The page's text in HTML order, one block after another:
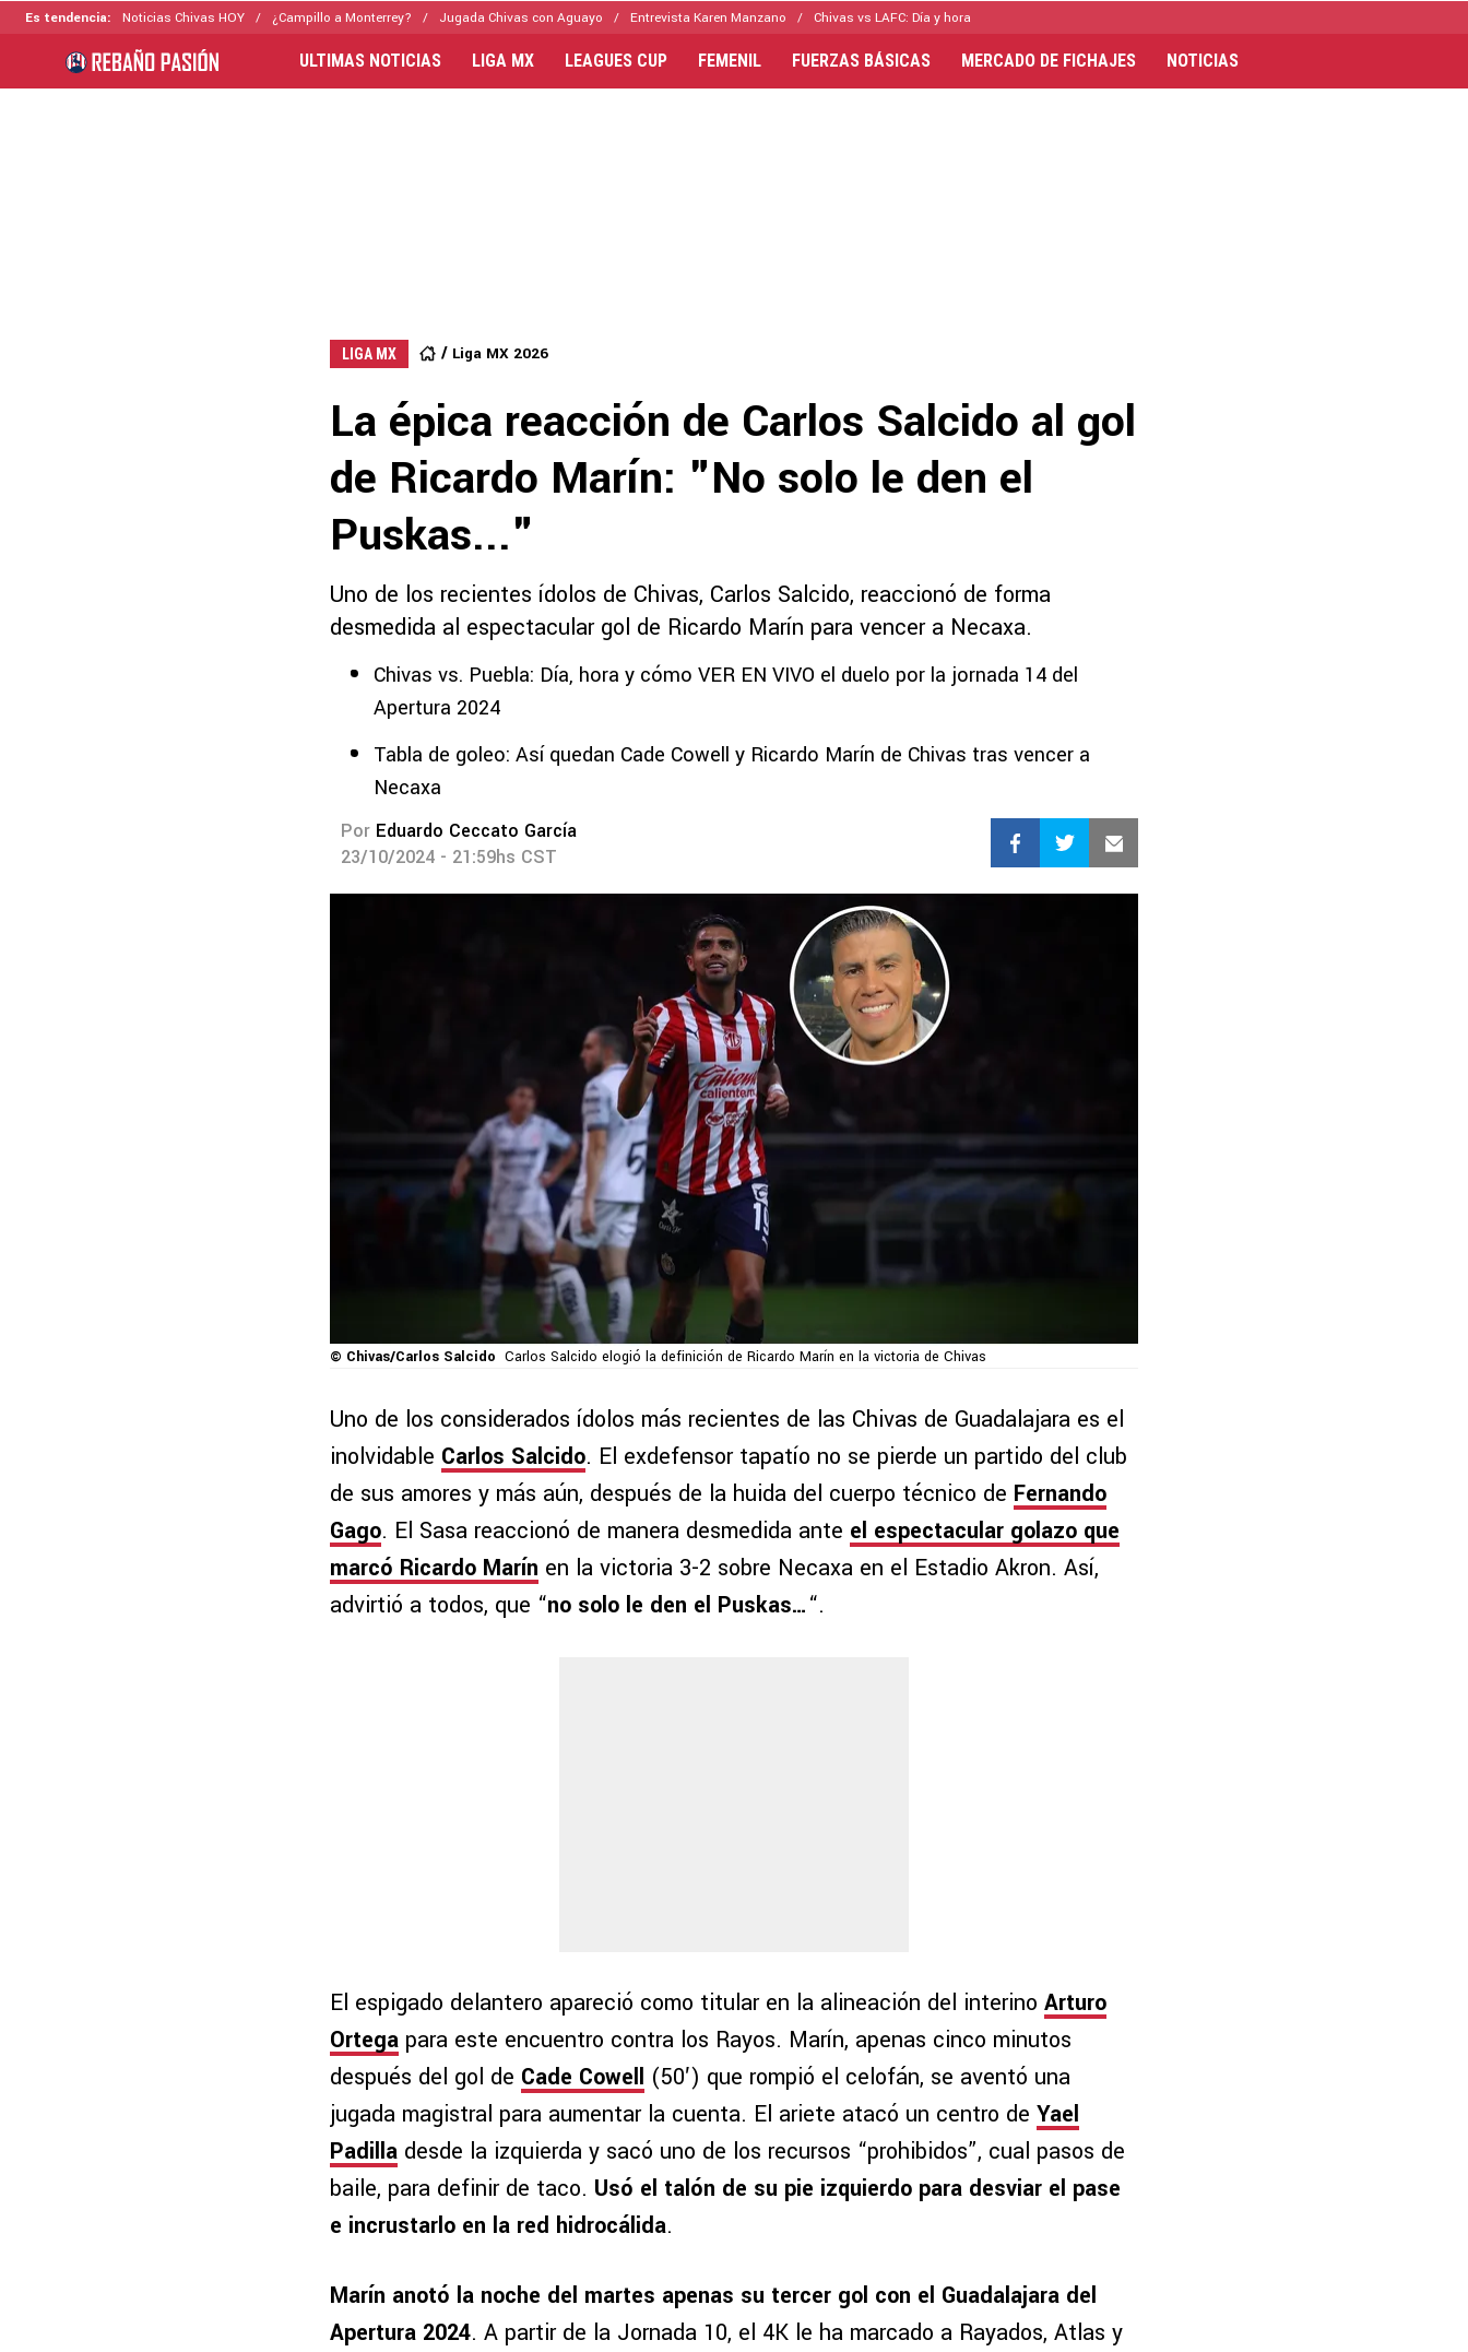
Es tendencia: Noticias Chivas HOY ¿Campillo a Monterrey? Jugada Chivas con Aguayo Entrevista Karen Manzano Chivas vs LAFC: Día y hora
ULTIMAS NOTICIAS LIGA MX LEAGUES CUP FEMENIL FUERZAS BÁSICAS MERCADO DE FICHAJES NOTICIAS
LIGA MX Liga MX 2026
La épica reacción de Carlos Salcido al gol
de Ricardo Marín: "No solo le den el
Puskas..."
Uno de los recientes ídolos de Chivas, Carlos Salcido, reaccionó de forma
desmedida al espectacular gol de Ricardo Marín para vencer a Necaxa.
Chivas vs. Puebla: Día, hora y cómo VER EN VIVO el duelo por la jornada 14 del
Apertura 2024
Tabla de goleo: Así quedan Cade Cowell y Ricardo Marín de Chivas tras vencer a
Necaxa
Por Eduardo Ceccato García
23/10/2024 - 21:59hs CST
© Chivas/Carlos Salcido Carlos Salcido elogió la definición de Ricardo Marín en la victoria de Chivas
Uno de los considerados ídolos más recientes de las Chivas de Guadalajara es el
inolvidable Carlos Salcido. El exdefensor tapatío no se pierde un partido del club
de sus amores y más aún, después de la huida del cuerpo técnico de Fernando
Gago. El Sasa reaccionó de manera desmedida ante el espectacular golazo que
marcó Ricardo Marín en la victoria 3-2 sobre Necaxa en el Estadio Akron. Así,
advirtió a todos, que “no solo le den el Puskas…“.
El espigado delantero apareció como titular en la alineación del interino Arturo
Ortega para este encuentro contra los Rayos. Marín, apenas cinco minutos
después del gol de Cade Cowell (50′) que rompió el celofán, se aventó una
jugada magistral para aumentar la cuenta. El ariete atacó un centro de Yael
Padilla desde la izquierda y sacó uno de los recursos “prohibidos”, cual pasos de
baile, para definir de taco. Usó el talón de su pie izquierdo para desviar el pase
e incrustarlo en la red hidrocálida.
Marín anotó la noche del martes apenas su tercer gol con el Guadalajara del
Apertura 2024. A partir de la Jornada 10, el 4K le ha marcado a Rayados, Atlas y